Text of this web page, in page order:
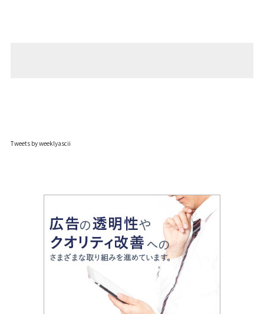
Tweets by weeklyascii